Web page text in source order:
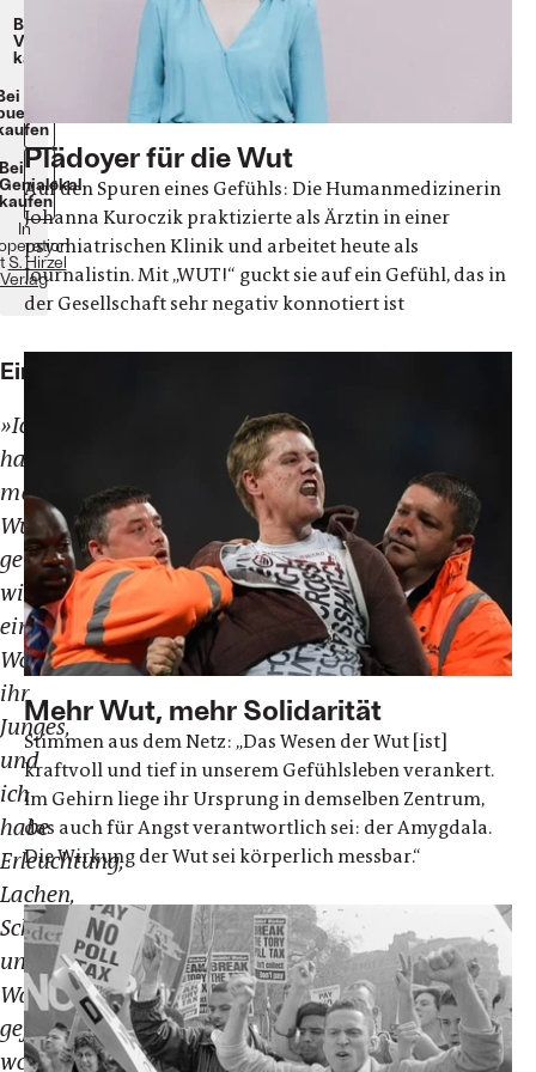
Beim
Verlag
kaufen
In
S. Hirzel
Verlag
Einleitung
»Ich
habe
meine
Wut
genährt
wie
eine
Wölfin
ihr
Junges,
und
ich
habe
Erleuchtung,
Lachen,
Schutz
und
Wärme
gefunden,
wo
Plädoyer für die Wut
Auf den Spuren eines Gefühls: Die Humanmedizinerin
Johanna Kuroczik praktizierte als Ärztin in einer
psychiatrischen Klinik und arbeitet heute als
Journalistin. Mit „WUT!“ guckt sie auf ein Gefühl, das in
der Gesellschaft sehr negativ konnotiert ist
Mehr Wut, mehr Solidarität
Stimmen aus dem Netz: „Das Wesen der Wut [ist]
kraftvoll und tief in unserem Gefühlsleben verankert.
Im Gehirn liege ihr Ursprung in demselben Zentrum,
das auch für Angst verantwortlich sei: der Amygdala.
Die Wirkung der Wut sei körperlich messbar.“